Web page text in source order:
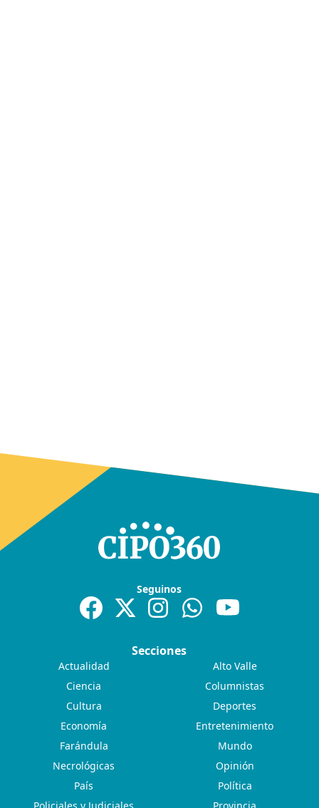
Seguinos
Secciones
Actualidad
Alto Valle
Ciencia
Columnistas
Cultura
Deportes
Economía
Entretenimiento
Farándula
Mundo
Necrológicas
Opinión
País
Política